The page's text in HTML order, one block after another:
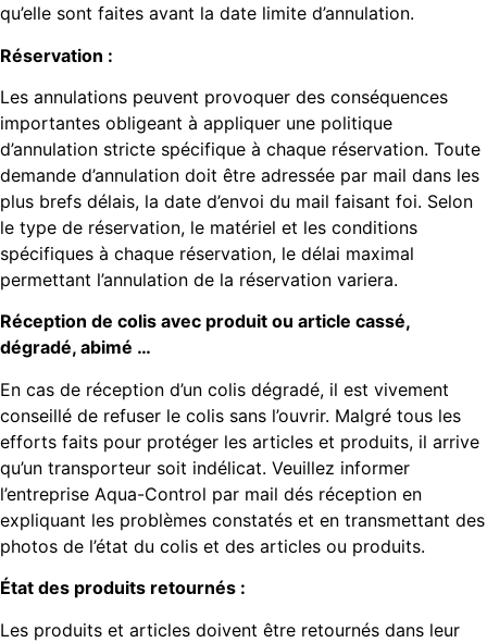
qu’elle sont faites avant la date limite d’annulation.
Réservation :
Les annulations peuvent provoquer des conséquences
importantes obligeant à appliquer une politique
d’annulation stricte spécifique à chaque réservation. Toute
demande d’annulation doit être adressée par mail dans les
plus brefs délais, la date d’envoi du mail faisant foi. Selon
le type de réservation, le matériel et les conditions
spécifiques à chaque réservation, le délai maximal
permettant l’annulation de la réservation variera.
Réception de colis avec produit ou article cassé,
dégradé, abimé …
En cas de réception d’un colis dégradé, il est vivement
conseillé de refuser le colis sans l’ouvrir. Malgré tous les
efforts faits pour protéger les articles et produits, il arrive
qu’un transporteur soit indélicat. Veuillez informer
l’entreprise Aqua-Control par mail dés réception en
expliquant les problèmes constatés et en transmettant des
photos de l’état du colis et des articles ou produits.
État des produits retournés :
Les produits et articles doivent être retournés dans leur